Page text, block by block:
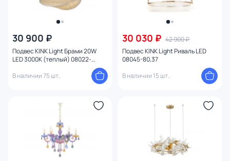
30 900 ₽
Подвес KINK Light Брами 20W
LED 3000К (теплый) 08022-
В наличии 75 шт.
30 030 ₽ 42 900 ₽
Подвес KINK Light Риваль LED
08045-80,37
В наличии 15 шт.